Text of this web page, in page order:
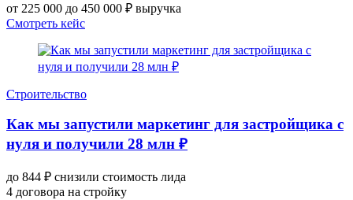
от 225 000 до 450 000 ₽ выручка
Смотреть кейс
Строительство
Как мы запустили маркетинг для застройщика с
нуля и получили 28 млн ₽
до 844 ₽ снизили стоимость лида
4 договора на стройку